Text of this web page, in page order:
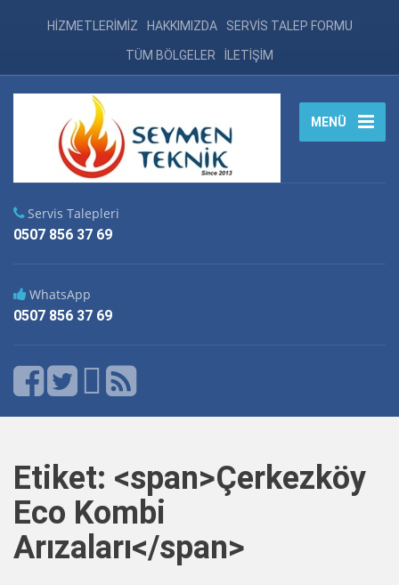
HİZMETLERİMİZ HAKKIMIZDA SERVİS TALEP FORMU
TÜM BÖLGELER İLETİŞİM
MENÜ
Servis Talepleri
0507 856 37 69
WhatsApp
0507 856 37 69
Etiket: <span>Çerkezköy
Eco Kombi
Arızaları</span>